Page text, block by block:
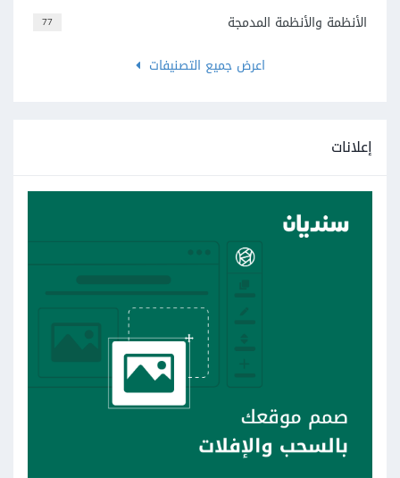
77
الأنظمة والأنظمة المدمجة
اعرض جميع التصنيفات
إعلانات